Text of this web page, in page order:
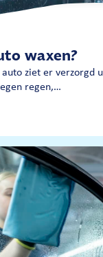
waxen?
auto ziet er verzorgd
regen,…